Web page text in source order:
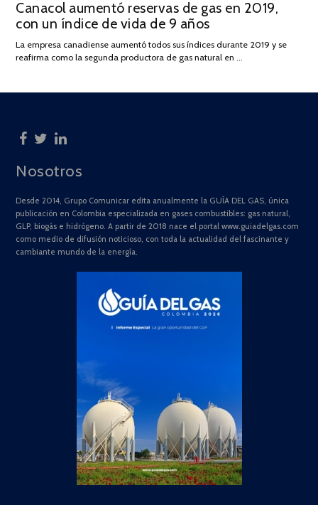
ON
DE
JULIO
2025
Canacol aumentó reservas de gas en 2019,
con un índice de vida de 9 años
La empresa canadiense aumentó todos sus índices durante 2019 y se
reafirma como la segunda productora de gas natural en …
Nosotros
Desde 2014, Grupo Comunicar edita anualmente la GUÍA DEL GAS, única
publicación en Colombia especializada en gases combustibles: gas natural,
GLP, biogás e hidrógeno. A partir de 2018 nace el portal www.guiadelgas.com
como medio de difusión noticioso, con toda la actualidad del fascinante y
cambiante mundo de la energía.